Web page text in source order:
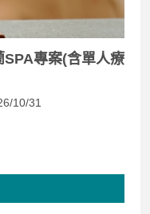
SPA專案(含單人療
10/31